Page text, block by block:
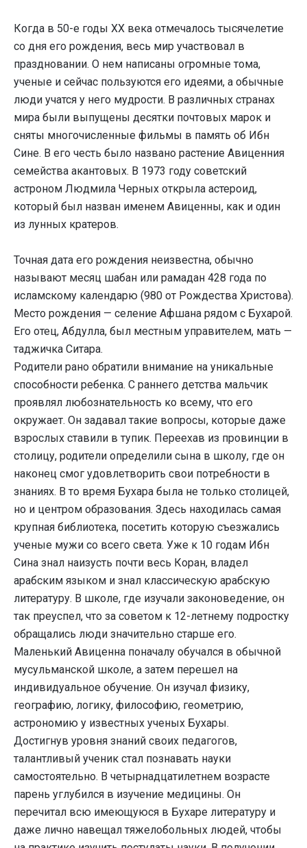
Когда в 50-е годы XX века отмечалось тысячелетие
со дня его рождения, весь мир участвовал в
праздновании. О нем написаны огромные тома,
ученые и сейчас пользуются его идеями, а обычные
люди учатся у него мудрости. В различных странах
мира были выпущены десятки почтовых марок и
сняты многочисленные фильмы в память об Ибн
Сине. В его честь было названо растение Авиценния
семейства акантовых. В 1973 году советский
астроном Людмила Черных открыла астероид,
который был назван именем Авиценны, как и один
из лунных кратеров.
Точная дата его рождения неизвестна, обычно
называют месяц шабан или рамадан 428 года по
исламскому календарю (980 от Рождества Христова).
Место рождения — селение Афшана рядом с Бухарой.
Его отец, Абдулла, был местным управителем, мать —
таджичка Ситара.
Родители рано обратили внимание на уникальные
способности ребенка. С раннего детства мальчик
проявлял любознательность ко всему, что его
окружает. Он задавал такие вопросы, которые даже
взрослых ставили в тупик. Переехав из провинции в
столицу, родители определили сына в школу, где он
наконец смог удовлетворить свои потребности в
знаниях. В то время Бухара была не только столицей,
но и центром образования. Здесь находилась самая
крупная библиотека, посетить которую съезжались
ученые мужи со всего света. Уже к 10 годам Ибн
Сина знал наизусть почти весь Коран, владел
арабским языком и знал классическую арабскую
литературу. В школе, где изучали законоведение, он
так преуспел, что за советом к 12-летнему подростку
обращались люди значительно старше его.
Маленький Авиценна поначалу обучался в обычной
мусульманской школе, а затем перешел на
индивидуальное обучение. Он изучал физику,
географию, логику, философию, геометрию,
астрономию у известных ученых Бухары.
Достигнув уровня знаний своих педагогов,
талантливый ученик стал познавать науки
самостоятельно. В четырнадцатилетнем возрасте
парень углубился в изучение медицины. Он
перечитал всю имеющуюся в Бухаре литературу и
даже лично навещал тяжелобольных людей, чтобы